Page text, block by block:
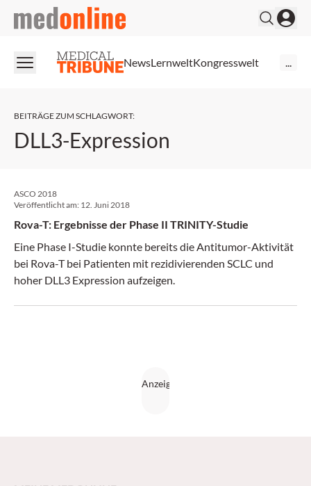
medonline
NewsLernweltKongresswelt
BEITRÄGE ZUM SCHLAGWORT:
DLL3-Expression
ASCO 2018
Veröffentlicht am: 12. Juni 2018
Rova-T: Ergebnisse der Phase II TRINITY-Studie
Eine Phase I-Studie konnte bereits die Antitumor-Aktivität
bei Rova-T bei Patienten mit rezidivierenden SCLC und
hoher DLL3 Expression aufzeigen.